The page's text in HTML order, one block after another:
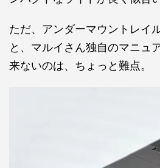
ただ、アンダーマウントレイ
と、マルイさん独自のマニュ
来ないのは、ちょっと難点。